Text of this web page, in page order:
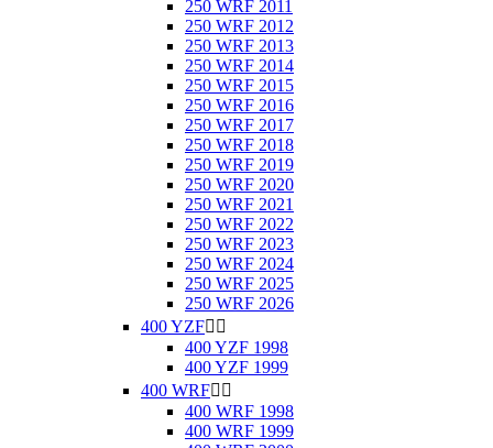
250 WRF 2011
250 WRF 2012
250 WRF 2013
250 WRF 2014
250 WRF 2015
250 WRF 2016
250 WRF 2017
250 WRF 2018
250 WRF 2019
250 WRF 2020
250 WRF 2021
250 WRF 2022
250 WRF 2023
250 WRF 2024
250 WRF 2025
250 WRF 2026
400 YZF 
400 YZF 1998
400 YZF 1999
400 WRF 
400 WRF 1998
400 WRF 1999